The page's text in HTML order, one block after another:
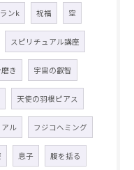
ンk 祝福 空
スピリチュアル講座
き 宇宙の叡智
天使の羽根ピアス
ル フジコヘミング
息子 腹を括る